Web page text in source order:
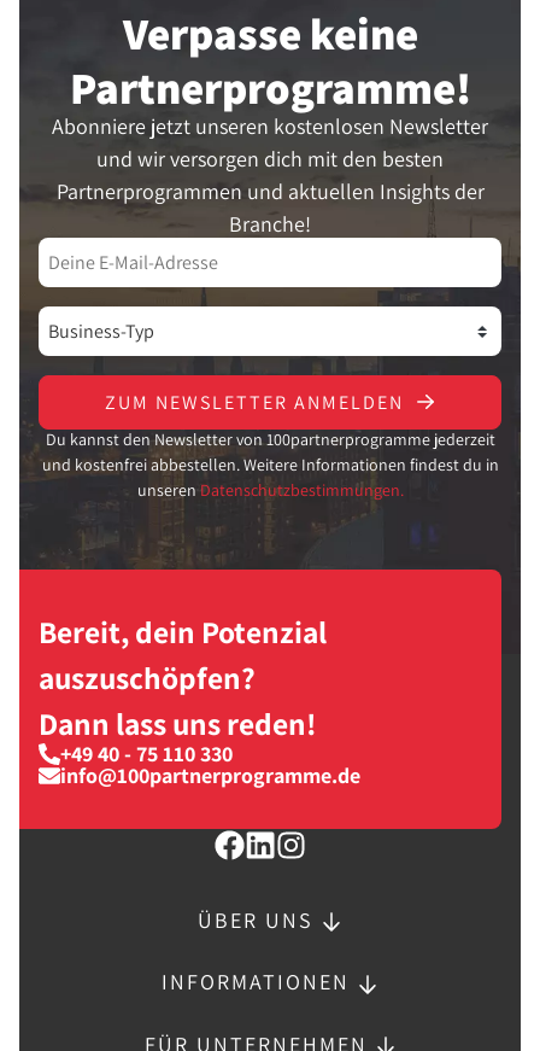
Verpasse keine
Partner­programme!
Abonniere jetzt unseren kostenlosen Newsletter
und wir versorgen dich mit den besten
Partnerprogrammen und aktuellen Insights der
Branche!
ZUM NEWSLETTER ANMELDEN
Du kannst den Newsletter von 100partnerprogramme jederzeit
und kostenfrei abbestellen. Weitere Informationen findest du in
unseren Datenschutzbestimmungen.
Bereit, dein Potenzial
auszuschöpfen?
Dann lass uns reden!
+49 40 - 75 110 330
info@100partnerprogramme.de
ÜBER UNS
INFORMATIONEN
FÜR UNTERNEHMEN